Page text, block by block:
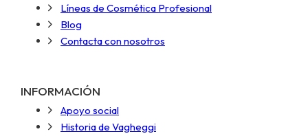
Líneas de Cosmética Profesional
Blog
Contacta con nosotros
INFORMACIÓN
Apoyo social
Historia de Vagheggi